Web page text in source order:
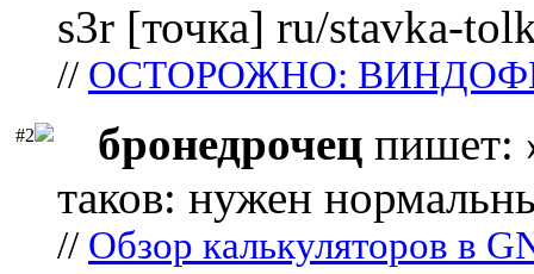
s3r [точка] ru/stavka-
// ОСТОРОЖНО:
#2 бронедрочец пишет:
таков: нужен
// Обзор калькуляторов в